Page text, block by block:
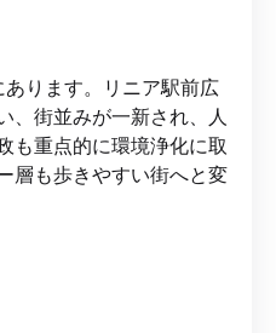
ります。リニア駅前広
、街並みが一新され、人
も重点的に環境浄化に取
層も歩きやすい街へと変